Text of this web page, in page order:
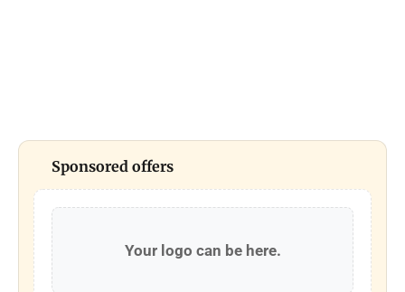
Sponsored offers
Your logo can be here.